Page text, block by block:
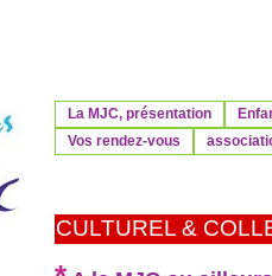
La MJC, présentation
Vos rendez-vous
CULTUREL &